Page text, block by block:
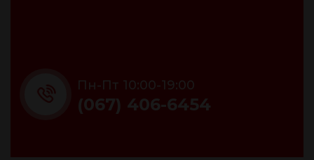
Пн-Пт 10:00-19:00
(067) 406-6454